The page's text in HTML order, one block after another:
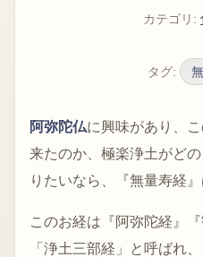
カテゴリ :
タグ:
阿弥陀仏に興味があり、
来たのか、極楽浄土がど
りたいなら、『無量寿経
このお経は『阿弥陀経』
「浄土三部経」と呼ばれ